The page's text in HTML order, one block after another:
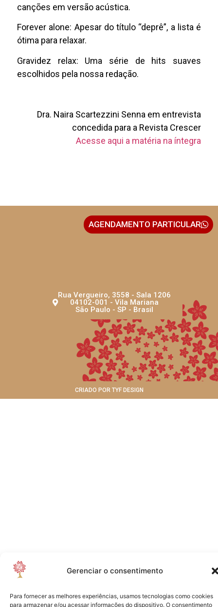
Gerenciar o consentimento
Para fornecer as melhores experiências, usamos tecnologias como cookies
para armazenar e/ou acessar informações do dispositivo. O consentimento
canções em versão acústica.
Forever alone: Apesar do título “deprê”, a lista é
ótima para relaxar.
Gravidez relax: Uma série de hits suaves
escolhidos pela nossa redação.
Dra. Naira Scartezzini Senna em entrevista
concedida para a Revista Crescer
Acesse aqui a matéria na íntegra
Rua Vergueiro, 3558 - Sala 1206
04102-001 - Vila Mariana
São Paulo - SP - Brasil
AGENDAMENTO PARTICULAR
CRIADO POR TYF DESIGN